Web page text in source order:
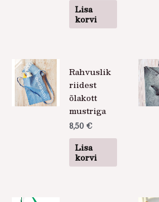
Lisa
korvi
Rahvuslik
riidest
õlakott
mustriga
8,50 €
Lisa
korvi